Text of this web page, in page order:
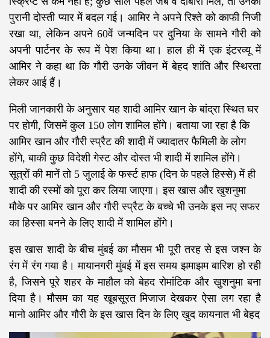
पुरानी दोस्ती प्यार में बदल गई। आमिर ने अपने रिश्ते को काफी निजी
रखा था, लेकिन अपने 60वें जन्मदिन पर दुनिया के सामने गौरी को
अपनी पार्टनर के रूप में पेश किया था। हाल ही में एक इंटरव्यू में
आमिर ने कहा था कि गौरी उनके जीवन में बेहद शांति और स्थिरता
लेकर आई हैं।
​मिली जानकारी के अनुसार यह शादी आमिर खान के बांद्रा स्थित घर
पर होगी, जिसमें कुल 150 लोग शामिल होंगे। बताया जा रहा है कि
आमिर खान और गौरी स्प्रैट की शादी में ज्यादातर फैमिली के लोग
होंगे, बाकी कुछ विदेशी गेस्ट और दोस्त भी शादी में शामिल होंगे।
सूत्रों की मानें तो 5 जुलाई के फर्स्ट हाफ (दिन के पहले हिस्से) में ही
शादी की रस्मों को पूरा कर लिया जाएगा। इस खास और खुशनुमा
मौके पर आमिर खान और गौरी स्प्रैट के बच्चे भी उनके इस नए सफर
का हिस्सा बनने के लिए शादी में शामिल होंगे।
​इस खास शादी के बीच मुंबई का मौसम भी पूरी तरह से इस जश्न के
रंग में रंग गया है। मायानगरी मुंबई में इस समय झमाझम बारिश हो रही
है, जिसने पूरे शहर के माहौल को बेहद रोमांटिक और खुशनुमा बना
दिया है। मौसम का यह खूबसूरत मिजाज देखकर ऐसा लग रहा है
मानो आमिर और गौरी के इस खास दिन के लिए खुद कायनात भी बेहद